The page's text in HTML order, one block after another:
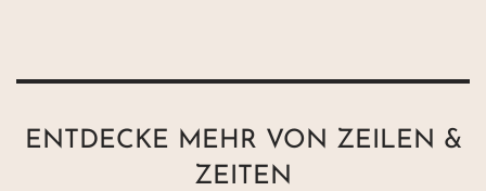
ENTDECKE MEHR VON ZEILEN &
ZEITEN